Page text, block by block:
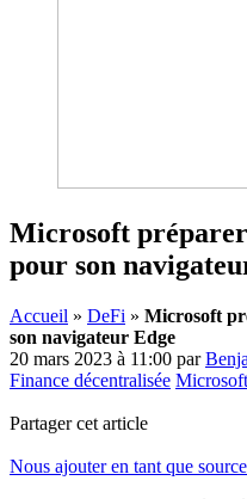
Microsoft
pour son
Accueil » DeFi » Microsoft
son navigateur Edge
20 mars 2023 à 11:00 par
Finance décentralisée Microsoft
Partager cet article
Nous ajouter en tant que